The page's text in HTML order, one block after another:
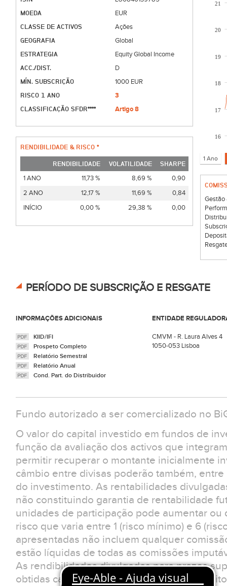
MOEDA
EUR
CLASSE DE ACTIVOS
Ações
GEOGRAFIA
Global
ESTRATEGIA
Equity Global Income
ACC./DIST.
D
MÍN. SUBSCRIÇÃO
1000 EUR
RISCO 1 ANO
3
CLASSIFICAÇÃO SFDR****
Artigo 8
RENDIBILIDADE & RISCO *
RENDIBILIDADE VOLATILIDADE
SHARPE
1 ANO
11,73 % 8,69 %
0,90
2 ANO
12,17 % 11,69 %
0,84
INÍCIO
0,00 % 29,38 % 0,00
16
17
18
19
20
21
Gestão
PERÍODO DE SUBSCRIÇÃO E RESGATE
INFORMAÇÕES ADICIONAIS ENTIDADE
KIID/IFI
Prospeto Completo
Relatório Semestral
Relatório Anual
Cond. Part. do Distribuidor
CMVM - R. Laura Alves 4
1050-053 Lisboa
Fundo autorizado a ser comercializado no
O valor do capital investido em fundos de
função da avaliação dos activos que
permitir recuperar o montante inicialmente
câmbio entre divisas poderão também,
do investimento. As rentabilidades
não constituindo garantia de rentabilidade
unidades de participação pode aumentar
risco que varia entre 1 (risco mínimo) e 6
apresentadas não incluem qualquer
estão líquidas de todas as comissões
As rendibilidades divulgadas para prazos
obtidas caso o investimento tivesse sido